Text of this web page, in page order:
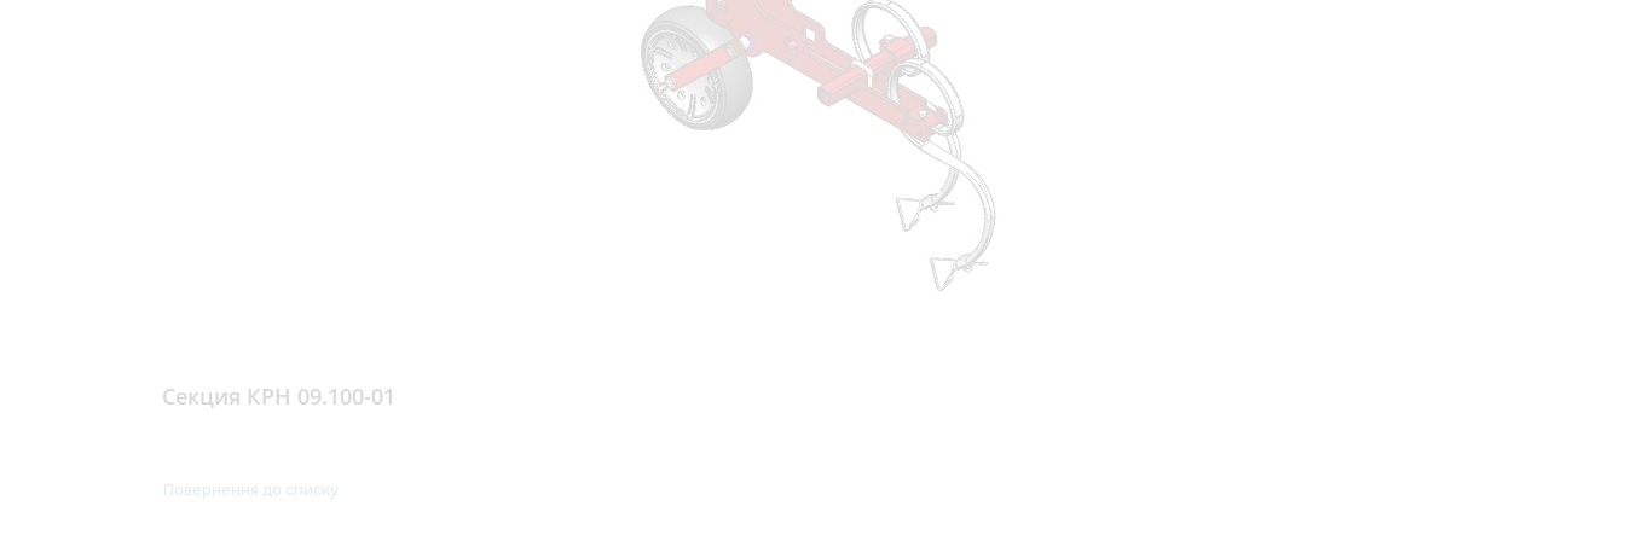
Секция КРН 09.100-01
Повернення до списку